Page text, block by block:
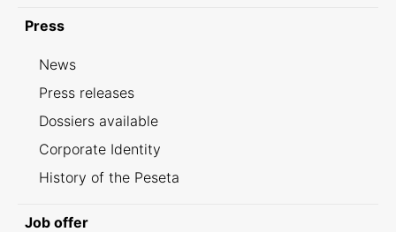
Press
News
Press releases
Dossiers available
Corporate Identity
History of the Peseta
Job offer